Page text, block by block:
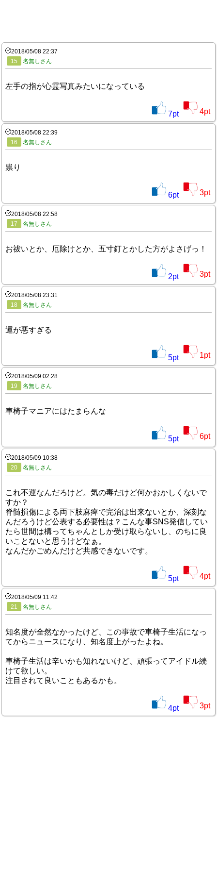
2018/05/08 22:37
15
名無しさん
左手の指が心霊写真みたいになっている
7pt 4pt
2018/05/08 22:39
16
名無しさん
祟り
6pt 3pt
2018/05/08 22:58
17
名無しさん
お祓いとか、厄除けとか、五寸釘とかした方がよさげっ！
2pt 3pt
2018/05/08 23:31
18
名無しさん
運が悪すぎる
5pt 1pt
2018/05/09 02:28
19
名無しさん
車椅子マニアにはたまらんな
5pt 6pt
2018/05/09 10:38
20
名無しさん
これ不運なんだろけど。気の毒だけど何かおかしくないで
すか？
脊髄損傷による両下肢麻痺で完治は出来ないとか、深刻な
んだろうけど公表する必要性は？こんな事SNS発信してい
たら世間は構ってちゃんとしか受け取らないし、のちに良
いことないと思うけどなぁ。
なんだかごめんだけど共感できないです。
5pt 4pt
2018/05/09 11:42
21
名無しさん
知名度が全然なかったけど、この事故で車椅子生活になっ
てからニュースになり、知名度上がったよね。
車椅子生活は辛いかも知れないけど、頑張ってアイドル続
けて欲しい。
注目されて良いこともあるかも。
4pt 3pt